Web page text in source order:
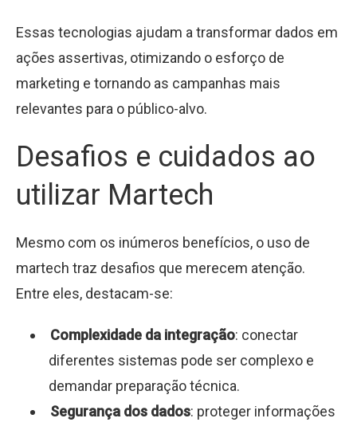
Essas tecnologias ajudam a transformar dados em
ações assertivas, otimizando o esforço de
marketing e tornando as campanhas mais
relevantes para o público-alvo.
Desafios e cuidados ao
utilizar Martech
Mesmo com os inúmeros benefícios, o uso de
martech traz desafios que merecem atenção.
Entre eles, destacam-se:
Complexidade da integração: conectar
diferentes sistemas pode ser complexo e
demandar preparação técnica.
Segurança dos dados: proteger informações